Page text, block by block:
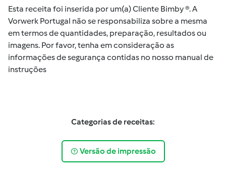
Esta receita foi inserida por um(a) Cliente Bimby ®. A
Vorwerk Portugal não se responsabiliza sobre a mesma
em termos de quantidades, preparação, resultados ou
imagens. Por favor, tenha em consideração as
informações de segurança contidas no nosso manual de
instruções
Categorias de receitas:
Versão de impressão